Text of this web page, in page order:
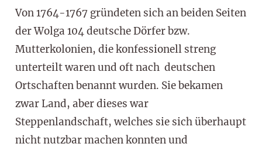
Von 1764-1767 gründeten sich an beiden Seiten
der Wolga 104 deutsche Dörfer bzw.
Mutterkolonien, die konfessionell streng
unterteilt waren und oft nach deutschen
Ortschaften benannt wurden. Sie bekamen
zwar Land, aber dieses war
Steppenlandschaft, welches sie sich überhaupt
nicht nutzbar machen konnten und